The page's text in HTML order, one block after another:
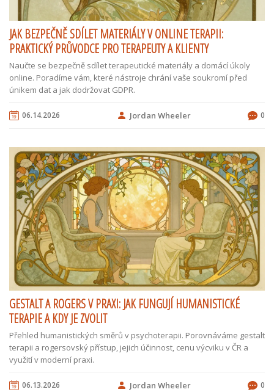
JAK BEZPEČNĚ SDÍLET MATERIÁLY V ONLINE TERAPII:
PRAKTICKÝ PRŮVODCE PRO TERAPEUTY A KLIENTY
Naučte se bezpečně sdílet terapeutické materiály a domácí úkoly
online. Poradíme vám, které nástroje chrání vaše soukromí před
únikem dat a jak dodržovat GDPR.
06.14.2026 Jordan Wheeler 0
GESTALT A ROGERS V PRAXI: JAK FUNGUJÍ HUMANISTICKÉ
TERAPIE A KDY JE ZVOLIT
Přehled humanistických směrů v psychoterapii. Porovnáváme gestalt
terapii a rogersovský přístup, jejich účinnost, cenu výcviku v ČR a
využití v moderní praxi.
06.13.2026 Jordan Wheeler 0